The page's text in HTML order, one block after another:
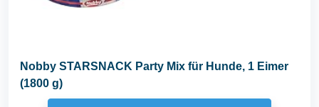
Nobby STARSNACK Party Mix für Hunde, 1 Eimer
(1800 g)